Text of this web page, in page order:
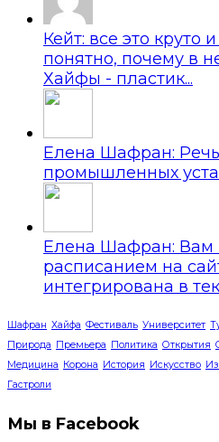
Кейт: все это круто
понятно, почему в
Хайфы - пластик...
Елена Шафран:
промышленных
Елена Шафран: Вам
расписанием на
интегрирована в
Шафран Хайфа Фестиваль Университет
Природа Премьера Политика Открытия
Медицина Корона История Искусство
Гастроли
Мы в Facebook